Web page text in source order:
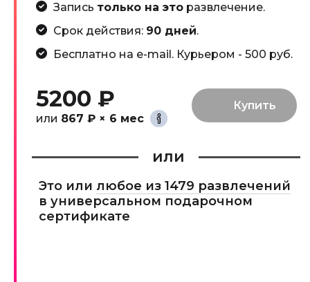
Запись только на эторазвлечение.
Срок действия: 90 дней.
Бесплатно на e-mail. Курьером - 500 руб.
5200 ₽
или 867 ₽ × 6 мес
или
Это или любое из 1479 развлечений
в универсальном подарочном
сертификате